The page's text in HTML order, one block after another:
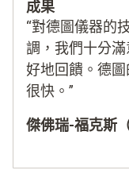
成果
“對德圖儀器的
調，我們十分
好地回饋。德
很快。”
傑佛瑞-福克斯